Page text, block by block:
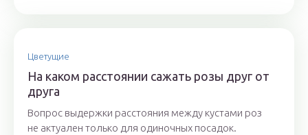
Цветущие
На каком расстоянии сажать розы друг от
друга
Вопрос выдержки расстояния между кустами роз
не актуален только для одиночных посадок.